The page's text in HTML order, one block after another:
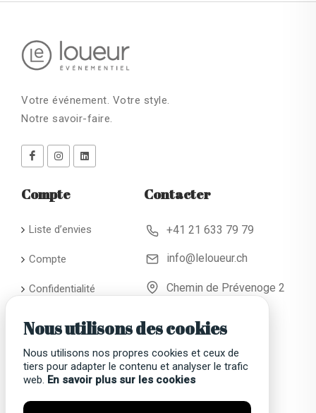
Votre événement. Votre style.
Notre savoir-faire.
Compte
Liste d’envies
Compte
Confidentialité
générales de
location
Faqs
Contacter
+41 21 633 79 79
info@leloueur.ch
Chemin de Prévenoge 2
Nous utilisons des cookies
Nous utilisons nos propres cookies et ceux de
tiers pour adapter le contenu et analyser le trafic
web. En savoir plus sur les cookies